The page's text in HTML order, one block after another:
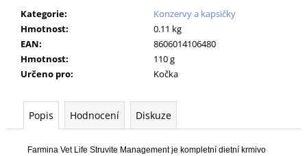
Kategorie:
Konzervy a kapsičky
Hmotnost:
0.11 kg
EAN:
8606014106480
Hmotnost:
110 g
Určeno pro: Kočka
Popis Hodnocení Diskuze
Farmina Vet Life Struvite Management je kompletní dietní krmivo
e
m
e
C.E.T.ZUBNÍ
ENZYMATICKÁ
PES/KOČKA
DRŮBEŽÍ